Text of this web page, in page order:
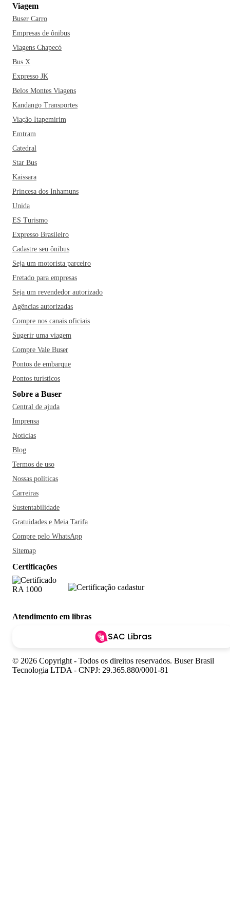
Parque Zoobotânico no seu roteiro; além de passear pela
famosa Rua das Palmeiras.
noturna de Joinville também é um atrativo a mais.
Experimente suas cervejarias, cafés coloniais e restaurantes
de gastronomia internacional. Falando em gastronomia, você
Dentre os restaurantes mais famosos da cidade estão o Koala
Bar & Sossego, o Rosti Haus Batataria e a Delicatesse
Viktoria. Aproveite também um passeio de barco pela
cidade, percorrendo suas inúmeras ilhas com um almoço
catarinenses para nomear os ônibus!
Viagem
Buser Carro
Empresas de ônibus
Viagens Chapecó
Bus X
Expresso JK
Belos Montes Viagens
Kandango Transportes
Viação Itapemirim
Emtram
Catedral
Star Bus
Kaissara
Princesa dos Inhamuns
Unida
ES Turismo
Expresso Brasileiro
Cadastre seu ônibus
Seja um motorista parceiro
Fretado para empresas
Seja um revendedor autorizado
Agências autorizadas
Compre nos canais oficiais
Sugerir uma viagem
Compre Vale Buser
Pontos de embarque
Pontos turísticos
Sobre a Buser
Central de ajuda
Imprensa
Notícias
Blog
Termos de uso
Nossas políticas
Carreiras
Sustentabilidade
Gratuidades e Meia Tarifa
Compre pelo WhatsApp
Sitemap
Certificações
Atendimento em libras
SAC Libras
© 2026 Copyright - Todos os direitos reservados. Buser Brasil
Tecnologia LTDA - CNPJ: 29.365.880/0001-81